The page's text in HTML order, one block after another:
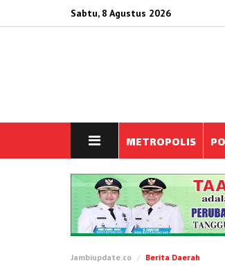
Sabtu, 8 Agustus 2026
METROPOLIS
Jambiupdate.co Berita Daerah